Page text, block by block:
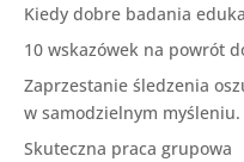
Kiedy dobre badania
10 wskazówek na powrót
Zaprzestanie śledzenia
w samodzielnym myśleniu.
Skuteczna praca grupowa